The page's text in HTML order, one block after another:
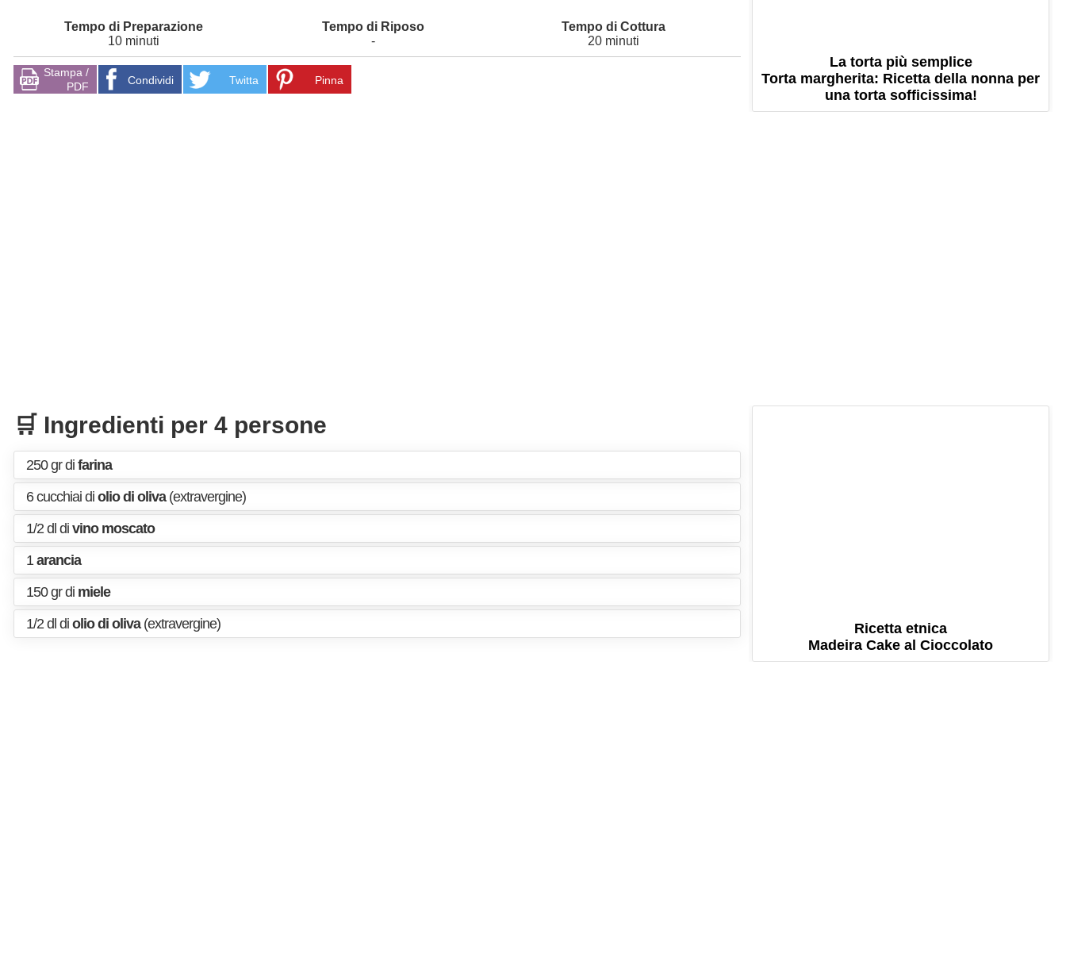
10 minuti - 20 minuti
Stampa /
PDF
Condividi Twitta Pinna
🛒 Ingredienti per 4 persone
250 gr di farina
6 cucchiai di olio di oliva(extravergine)
1/2 dl di vino moscato
1arancia
150 gr di miele
1/2 dl di olio di oliva(extravergine)
La torta più semplice
Torta margherita: Ricetta della nonna per
una torta sofficissima!
Ricetta etnica
Madeira Cake al Cioccolato